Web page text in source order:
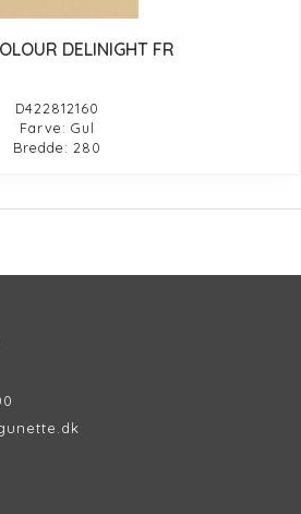
DELINIGHT FR
D422812160
Farve: Gul
Bredde: 280